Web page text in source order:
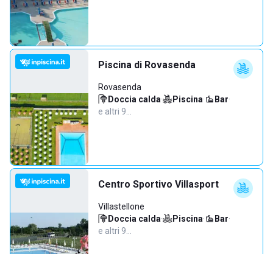
Piscina di Rovasenda
Rovasenda
Doccia calda· Piscina· Bar·
e altri 9…
Centro Sportivo Villasport
Villastellone
Doccia calda· Piscina· Bar·
e altri 9…